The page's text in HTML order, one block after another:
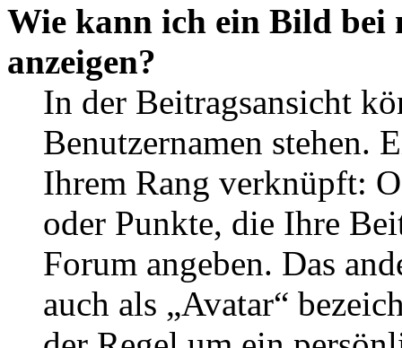
Wie kann ich ein Bild bei
anzeigen?
In der Beitragsansicht
Benutzernamen stehen.
Ihrem Rang verknüpft:
oder Punkte, die Ihre
Forum angeben. Das
auch als „Avatar“